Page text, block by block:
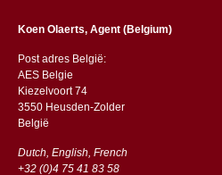
Koen Olaerts, Agent (Belgium)
Post adres België:
AES Belgie
Kiezelvoort 74
3550 Heusden-Zolder
België
Dutch, English, French
+32 (0)4 75 41 83 58